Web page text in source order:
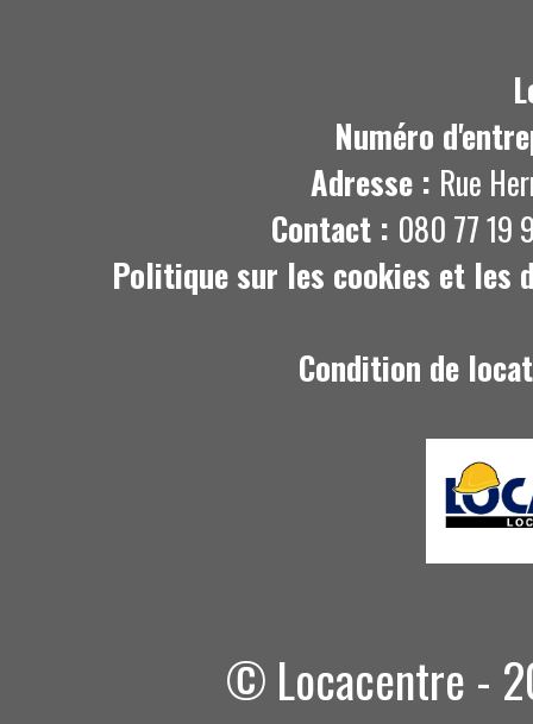
Numéro
Adresse : Rue
Contact : 080 77 19
Politique sur les cookies et les
Condition de
© Locacentre -